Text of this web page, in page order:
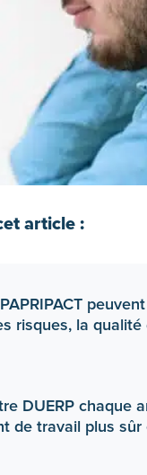
article :
risques, la
DUERP chaque
de travail plus